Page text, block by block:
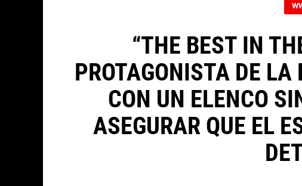
“THE BEST IN
PROTAGONISTA DE
CON UN ELENCO
ASEGURAR QUE EL